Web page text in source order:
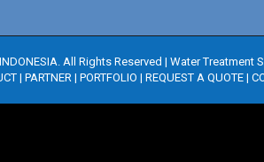
Instalasi
Cara
Cara
Amberlite
Sertifikat
INDONESIA. All Rights Reserved | Water Treatment
| PARTNER | PORTFOLIO | REQUEST A QUOTE |